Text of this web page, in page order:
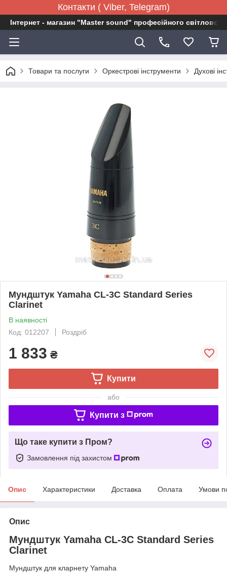
Контакти ( Viber, Telegram)
Інтернет - магазин "Master sound" професійного
Товари та послуги Оркестрові інструменти Духові
Мундштук Yamaha CL-3C Standard Series
Clarinet
В наявності
Код: 012207
Роздріб
1 833 ₴
Купити
або
Купити з
Що таке купити з Пром?
Замовлення під захистом
Опис Характеристики Доставка Оплата Умови
Опис
Мундштук Yamaha CL-3C Standard Series
Clarinet
Мундштук для кларнету Yamaha